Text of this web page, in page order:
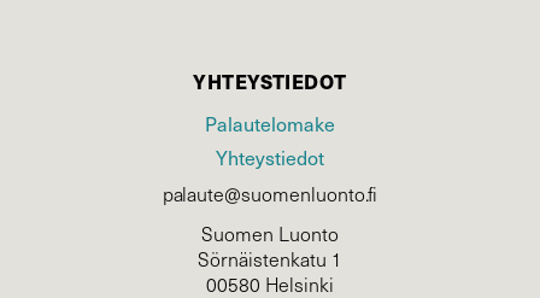
YHTEYSTIEDOT
Palautelomake
Yhteystiedot
palaute@suomenluonto.fi
Suomen Luonto
Sörnäistenkatu 1
00580 Helsinki